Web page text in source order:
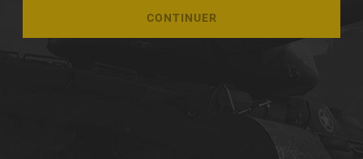
CONTINUER